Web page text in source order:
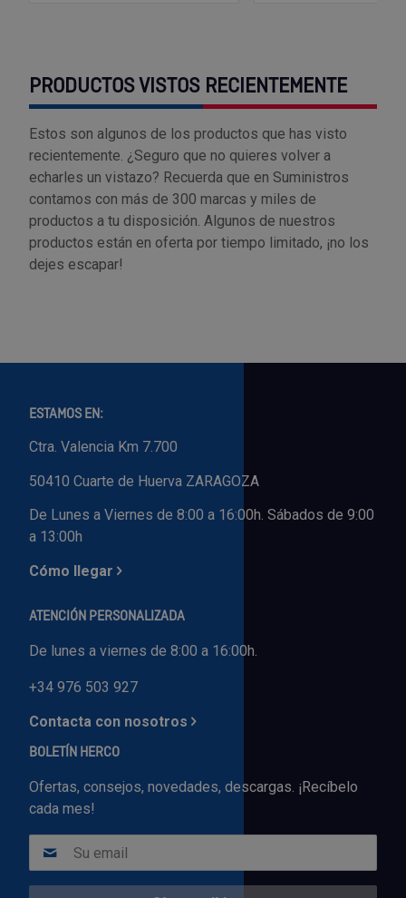
PRODUCTOS VISTOS RECIENTEMENTE
Estos son algunos de los productos que has visto
recientemente. ¿Seguro que no quieres volver a
echarles un vistazo? Recuerda que en Suministros
contamos con más de 300 marcas y miles de
productos a tu disposición. Algunos de nuestros
productos están en oferta por tiempo limitado, ¡no los
dejes escapar!
ESTAMOS EN:
Ctra. Valencia Km 7.700
50410 Cuarte de Huerva ZARAGOZA
De Lunes a Viernes de 8:00 a 16:00h. Sábados de 9:00
a 13:00h
Cómo llegar
ATENCIÓN PERSONALIZADA
De lunes a viernes de 8:00 a 16:00h.
+34 976 503 927
Contacta con nosotros
BOLETÍN HERCO
Ofertas, consejos, novedades, descargas. ¡Recíbelo
cada mes!